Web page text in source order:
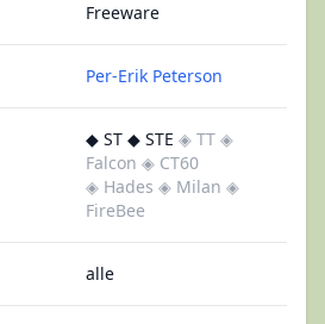
Freeware
Per-Erik Peterson
◆ ST ◆ STE ◈ TT ◈
Falcon ◈ CT60
◈ Hades ◈ Milan ◈
FireBee
alle